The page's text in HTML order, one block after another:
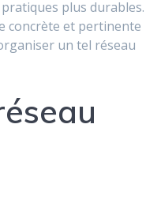
plus durables.
concrète et pertinente
un tel réseau